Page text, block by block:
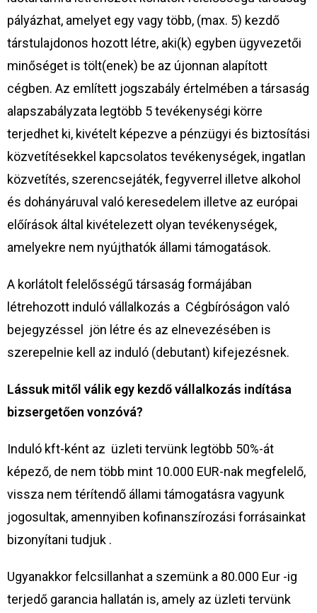
pályázhat, amelyet egy vagy több, (max. 5) kezdő
társtulajdonos hozott létre, aki(k) egyben ügyvezetői
minőséget is tölt(enek) be az újonnan alapított
cégben. Az említett jogszabály értelmében a társaság
alapszabályzata legtöbb 5 tevékenységi körre
terjedhet ki, kivételt képezve a pénzügyi és biztosítási
közvetítésekkel kapcsolatos tevékenységek, ingatlan
közvetítés, szerencsejáték, fegyverrel illetve alkohol
és dohányáruval való keresedelem illetve az európai
előírások által kivételezett olyan tevékenységek,
amelyekre nem nyújthatók állami támogatások.
A korlátolt felelősségű társaság formájában
létrehozott induló vállalkozás a Cégbíróságon való
bejegyzéssel jön létre és az elnevezésében is
szerepelnie kell az induló (debutant) kifejezésnek.
Lássuk mitől válik egy kezdő vállalkozás indítása
bizsergetően vonzóvá?
Induló kft-ként az üzleti tervünk legtöbb 50%-át
képező, de nem több mint 10.000 EUR-nak megfelelő,
vissza nem térítendő állami támogatásra vagyunk
jogosultak, amennyiben kofinanszírozási forrásainkat
bizonyítani tudjuk .
Ugyanakkor felcsillanhat a szemünk a 80.000 Eur -ig
terjedő garancia hallatán is, amely az üzleti tervünk